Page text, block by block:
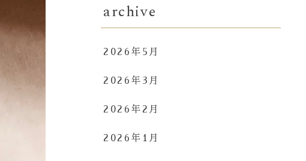
archive
2026年5月
2026年3月
2026年2月
2026年1月